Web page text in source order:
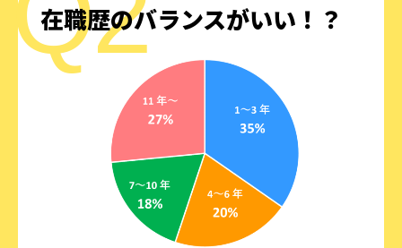
在職歴のバランスがいい！？